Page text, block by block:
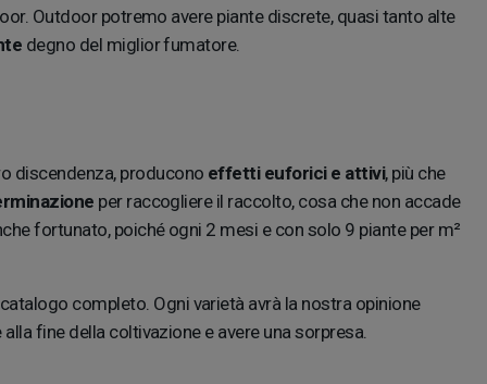
Outdoor potremo avere piante discrete, quasi tanto alte
degno del miglior fumatore.
discendenza, producono effetti euforici e attivi, più che
per raccogliere il raccolto, cosa che non accade
fortunato, poiché ogni 2 mesi e con solo 9 piante per m²
completo. Ogni varietà avrà la nostra opinione
fine della coltivazione e avere una sorpresa.